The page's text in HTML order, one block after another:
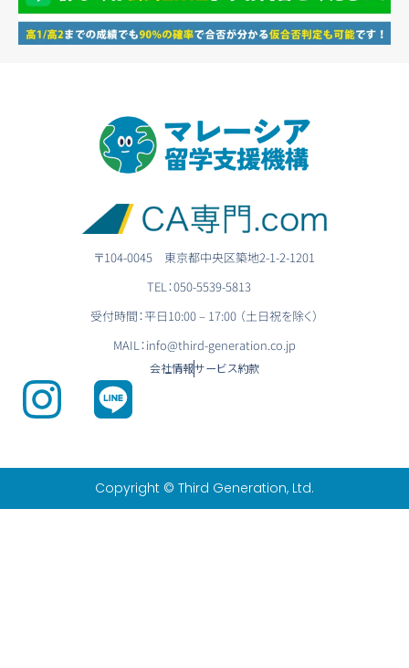
〒104-0045 東京都中央区築地2-1-2-1201
TEL：050-5539-5813
受付時間：平日10:00 – 17:00 （土日祝を除く）
MAIL：info@third-generation.co.jp
会社情報サービス約款
Copyright © Third Generation, Ltd.